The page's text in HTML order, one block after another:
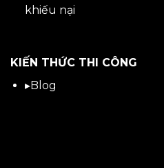
khiếu nại
KIẾN THỨC THI CÔNG
▸Blog